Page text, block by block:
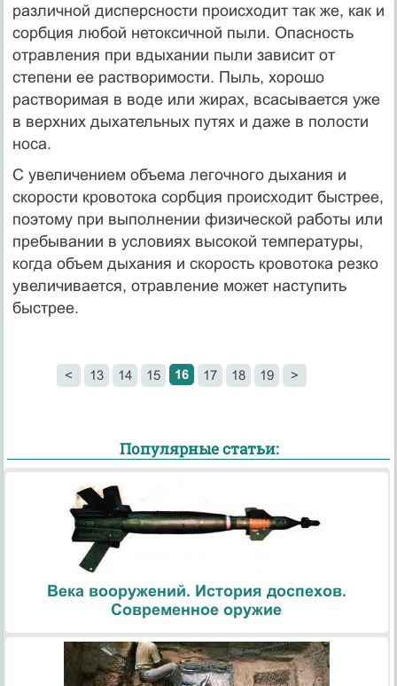
различной дисперсности происходит так же, как и
сорбция любой нетоксичной пыли. Опасность
отравления при вдыхании пыли зависит от
степени ее растворимости. Пыль, хорошо
растворимая в воде или жирах, всасывается уже
в верхних дыхательных путях и даже в полости
носа.
С увеличением объема легочного дыхания и
скорости кровотока сорбция происходит быстрее,
поэтому при выполнении физической работы или
пребывании в условиях высокой температуры,
когда объем дыхания и скорость кровотока резко
увеличивается, отравление может наступить
быстрее.
< 13 14 15 16 17 18 19 >
Популярные статьи:
Века вооружений. История доспехов.
Современное оружие